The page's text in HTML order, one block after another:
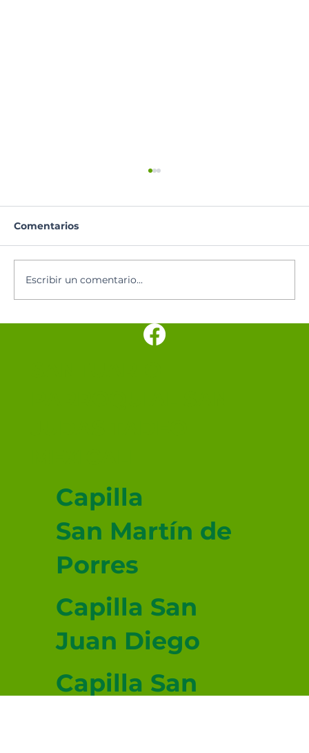
Comentarios
Escribir un comentario...
Capilla
San Martín de
Porres
Capilla San
Juan Diego
Capilla San